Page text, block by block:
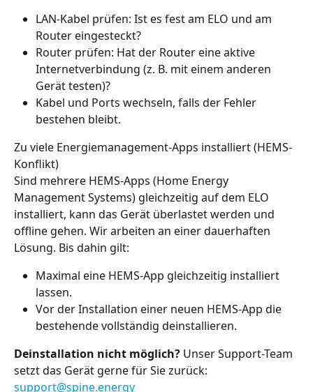
LAN-Kabel prüfen: Ist es fest am ELO und am
Router eingesteckt?
Router prüfen: Hat der Router eine aktive
Internetverbindung (z. B. mit einem anderen
Gerät testen)?
Kabel und Ports wechseln, falls der Fehler
bestehen bleibt.
Zu viele Energiemanagement-Apps installiert (HEMS-
Konflikt)
Sind mehrere HEMS-Apps (Home Energy
Management Systems) gleichzeitig auf dem ELO
installiert, kann das Gerät überlastet werden und
offline gehen. Wir arbeiten an einer dauerhaften
Lösung. Bis dahin gilt:
Maximal eine HEMS-App gleichzeitig installiert
lassen.
Vor der Installation einer neuen HEMS-App die
bestehende vollständig deinstallieren.
Deinstallation nicht möglich? Unser Support-Team
setzt das Gerät gerne für Sie zurück:
support@spine.energy